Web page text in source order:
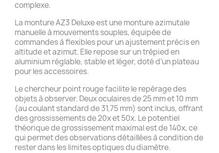
complexe.
La monture AZ3 Deluxe est une monture azimutale
manuelle à mouvements souples, équipée de
commandes à flexibles pour un ajustement précis en
altitude et azimut. Elle repose sur un trépied en
aluminium réglable, stable et léger, doté d’un plateau
pour les accessoires.
Le chercheur point rouge facilite le repérage des
objets à observer. Deux oculaires de 25 mm et 10 mm
(au coulant standard de 31,75 mm) sont inclus, offrant
des grossissements de 20x et 50x. Le potentiel
théorique de grossissement maximal est de 140x, ce
qui permet des observations détaillées à condition de
rester dans les limites optiques du diamètre.